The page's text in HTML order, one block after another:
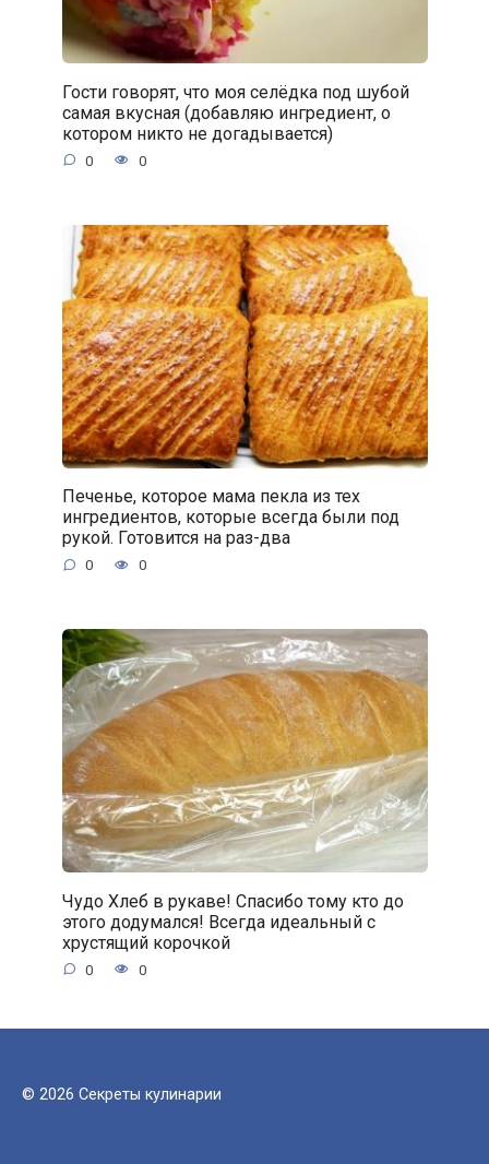
Гости говорят, что моя селёдка под шубой
самая вкусная (добавляю ингредиент, о
котором никто не догадывается)
0 0
Печенье, которое мама пекла из тех
ингредиентов, которые всегда были под
рукой. Готовится на раз-два
0 0
Чудо Хлеб в рукаве! Спасибо тому кто до
этого додумался! Всегда идеальный с
хрустящий корочкой
0 0
© 2026 Секреты кулинарии